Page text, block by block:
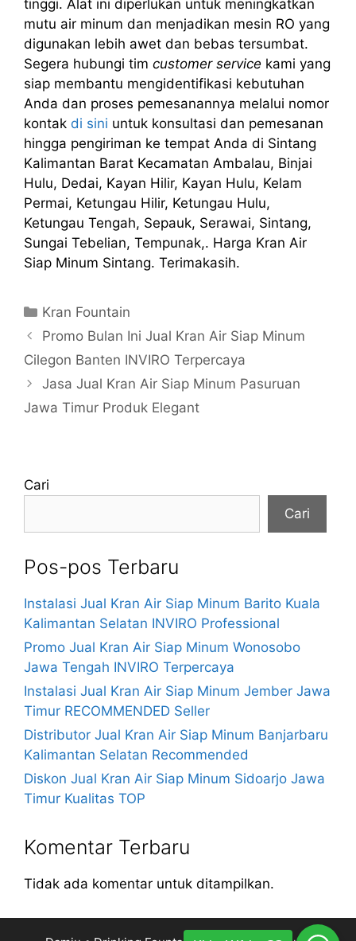
tinggi. Alat ini diperlukan untuk meningkatkan
mutu air minum dan menjadikan mesin RO yang
digunakan lebih awet dan bebas tersumbat.
Segera hubungi tim customer service kami yang
siap membantu mengidentifikasi kebutuhan
Anda dan proses pemesanannya melalui nomor
kontak di sini untuk konsultasi dan pemesanan
hingga pengiriman ke tempat Anda di Sintang
Kalimantan Barat Kecamatan Ambalau, Binjai
Hulu, Dedai, Kayan Hilir, Kayan Hulu, Kelam
Permai, Ketungau Hilir, Ketungau Hulu,
Ketungau Tengah, Sepauk, Serawai, Sintang,
Sungai Tebelian, Tempunak,. Harga Kran Air
Siap Minum Sintang. Terimakasih.
Kategori
Kran Fountain
Promo Bulan Ini Jual Kran Air Siap Minum
Cilegon Banten INVIRO Terpercaya
Jasa Jual Kran Air Siap Minum Pasuruan
Jawa Timur Produk Elegant
Cari
Cari
Pos-pos Terbaru
Instalasi Jual Kran Air Siap Minum Barito Kuala
Kalimantan Selatan INVIRO Professional
Promo Jual Kran Air Siap Minum Wonosobo
Jawa Tengah INVIRO Terpercaya
Instalasi Jual Kran Air Siap Minum Jember Jawa
Timur RECOMMENDED Seller
Distributor Jual Kran Air Siap Minum Banjarbaru
Kalimantan Selatan Recommended
Diskon Jual Kran Air Siap Minum Sidoarjo Jawa
Timur Kualitas TOP
Komentar Terbaru
Tidak ada komentar untuk ditampilkan.